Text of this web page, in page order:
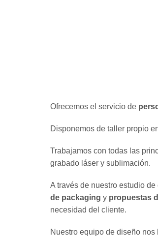
Ofrecemos el servicio de
Disponemos de taller propio
Trabajamos con todas las
grabado láser y sublimación.
A través de nuestro estudio
de packaging y propuestas
necesidad del cliente.
Nuestro equipo de diseño